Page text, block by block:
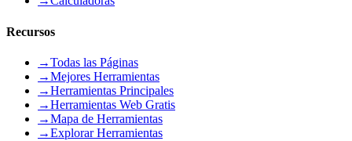
Recursos
→Todas las Páginas
→Mejores Herramientas
→Herramientas Principales
→Herramientas Web Gratis
→Mapa de Herramientas
→Explorar Herramientas